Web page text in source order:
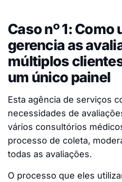
Caso nº 1: Como
gerencia as
múltiplos
um único painel
Esta agência de serviços
necessidades de
vários consultórios
processo de coleta,
todas as avaliações.
O processo que eles